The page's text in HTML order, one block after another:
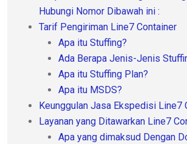
Hubungi Nomor Dibawah ini :
Tarif Pengiriman Line7 Container
Apa itu Stuffing?
Ada Berapa Jenis-Jenis
Apa itu Stuffing Plan?
Apa itu MSDS?
Keunggulan Jasa Ekspedisi Line7
Layanan yang Ditawarkan Line7
Apa yang dimaksud Dengan